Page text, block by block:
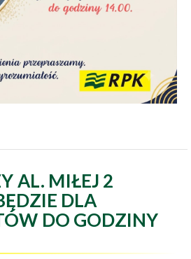
AL. MIŁEJ 2
DLA
DO GODZINY